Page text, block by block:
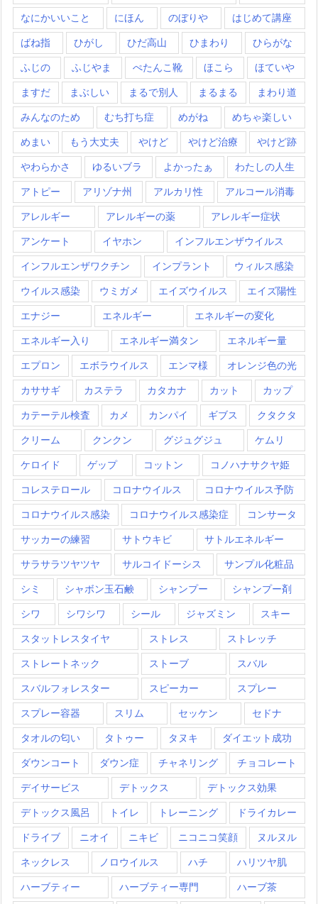
なにかいいこと にほん のぼりや はじめて講座
ばね指 ひがし ひだ高山 ひまわり ひらがな
ふじの ふじやま ぺたんこ靴 ほこら ほていや
ますだ まぶしい まるで別人 まるまる まわり道
みんなのため むち打ち症 めがね めちゃ楽しい
めまい もう大丈夫 やけど やけど治療 やけど跡
やわらかさ ゆるいブラ よかったぁ わたしの人生
アトピー アリゾナ州 アルカリ性 アルコール消毒
アレルギー アレルギーの薬 アレルギー症状
アンケート イヤホン インフルエンザウイルス
インフルエンザワクチン インプラント ウィルス感染
ウイルス感染 ウミガメ エイズウイルス エイズ陽性
エナジー エネルギー エネルギーの変化
エネルギー入り エネルギー満タン エネルギー量
エプロン エボラウイルス エンマ様 オレンジ色の光
カササギ カステラ カタカナ カット カップ
カテーテル検査 カメ カンパイ ギブス クタクタ
クリーム クンクン グジュグジュ ケムリ
ケロイド ゲップ コットン コノハナサクヤ姫
コレステロール コロナウイルス コロナウイルス予防
コロナウイルス感染 コロナウイルス感染症 コンサータ
サッカーの練習 サトウキビ サトルエネルギー
サラサラツヤツヤ サルコイドーシス サンプル化粧品
シミ シャボン玉石鹸 シャンプー シャンプー剤
シワ シワシワ シール ジャズミン スキー
スタットレスタイヤ ストレス ストレッチ
ストレートネック ストーブ スバル
スバルフォレスター スピーカー スプレー
スプレー容器 スリム セッケン セドナ
タオルの匂い タトゥー タヌキ ダイエット成功
ダウンコート ダウン症 チャネリング チョコレート
デイサービス デトックス デトックス効果
デトックス風呂 トイレ トレーニング ドライカレー
ドライブ ニオイ ニキビ ニコニコ笑顔 ヌルヌル
ネックレス ノロウイルス ハチ ハリツヤ肌
ハーブティー ハーブティー専門 ハーブ茶